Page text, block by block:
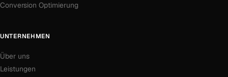
Conversion Optimierung
UNTERNEHMEN
Über uns
Leistungen